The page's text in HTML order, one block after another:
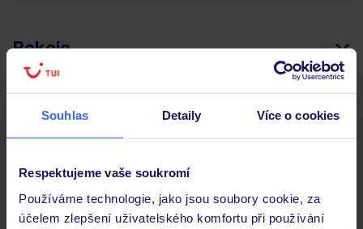
Souhlas Detaily Více o cookies
Respektujeme vaše soukromí
Používáme technologie, jako jsou soubory cookie, za
účelem zlepšení uživatelského komfortu při používání
Pokoje
Stravování
Důležité informace